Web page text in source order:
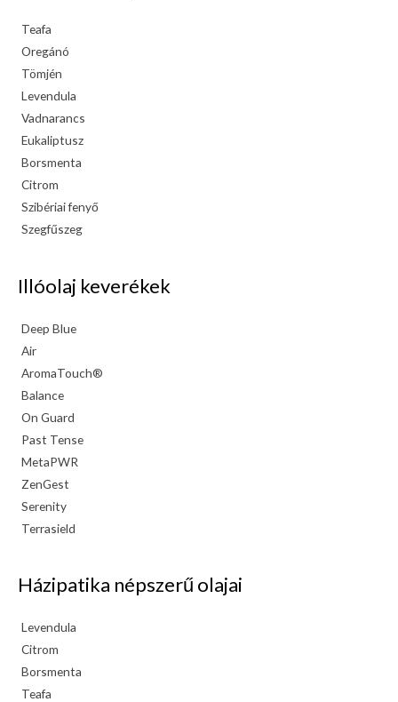
Teafa
Oregánó
Tömjén
Levendula
Vadnarancs
Eukaliptusz
Borsmenta
Citrom
Szibériai fenyő
Szegfűszeg
Illóolaj keverékek
Deep Blue
Air
AromaTouch®
Balance
On Guard
Past Tense
MetaPWR
ZenGest
Serenity
Terrasield
Házipatika népszerű olajai
Levendula
Citrom
Borsmenta
Teafa